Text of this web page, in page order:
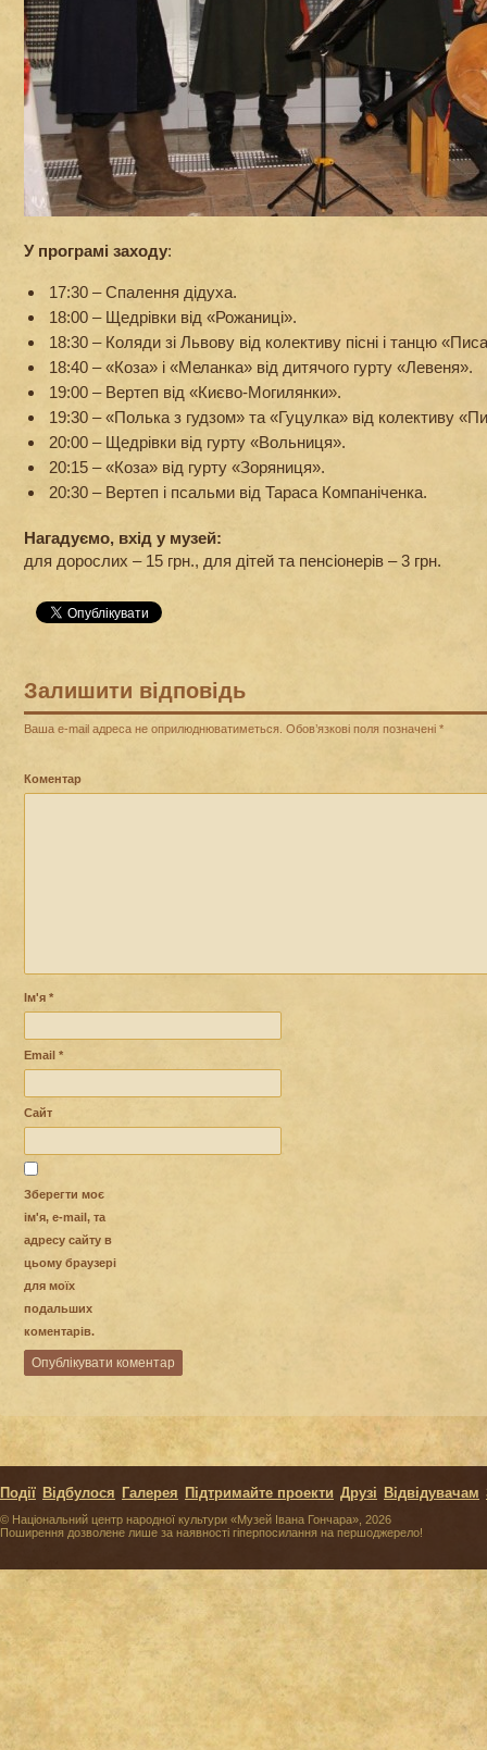
У програмі заходу:
17:30 – Спалення дідуха.
18:00 – Щедрівки від «Рожаниці».
18:30 – Коляди зі Львову від колективу пісні і танцю
18:40 – «Коза» і «Меланка» від дитячого гурту «Левеня».
19:00 – Вертеп від «Києво-Могилянки».
19:30 – «Полька з гудзом» та «Гуцулка» від колективу
20:00 – Щедрівки від гурту «Вольниця».
20:15 – «Коза» від гурту «Зоряниця».
20:30 – Вертеп і псальми від Тараса Компаніченка.
Нагадуємо, вхід у музей:
для дорослих – 15 грн., для дітей та пенсіонерів – 3 грн.
Залишити відповідь
Ваша e-mail адреса не оприлюднюватиметься. Обов’язкові поля позначені *
Коментар
Ім'я *
Email *
Сайт
Зберегти моє
ім'я, e-mail, та
адресу сайту в
цьому браузері
для моїх
подальших
коментарів.
© Національний центр народної культури «Музей Івана Гончара», 2026
Поширення дозволене лише за наявності гіперпосилання на першоджерело!
Події Відбулося Галерея Підтримайте проекти Друзі Відвідувачам